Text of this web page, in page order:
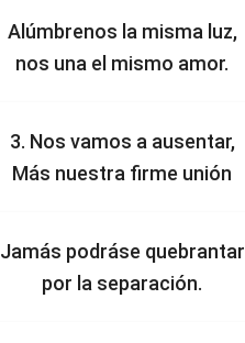
Alúmbrenos la misma luz,
nos una el mismo amor.
3. Nos vamos a ausentar,
Más nuestra firme unión
Jamás podráse quebrantar
por la separación.